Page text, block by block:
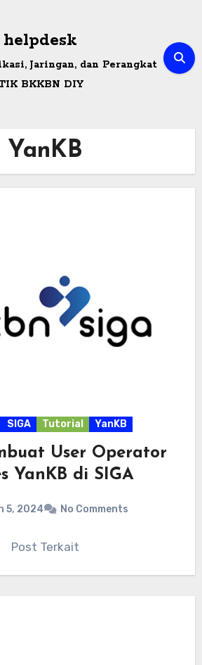
helpdesk
Jaringan, dan Perangkat
BKKBN DIY
YanKB
SIGA Tutorial YanKB
User Operator
YanKB di SIGA
5, 2024 No Comments
Post Terkait